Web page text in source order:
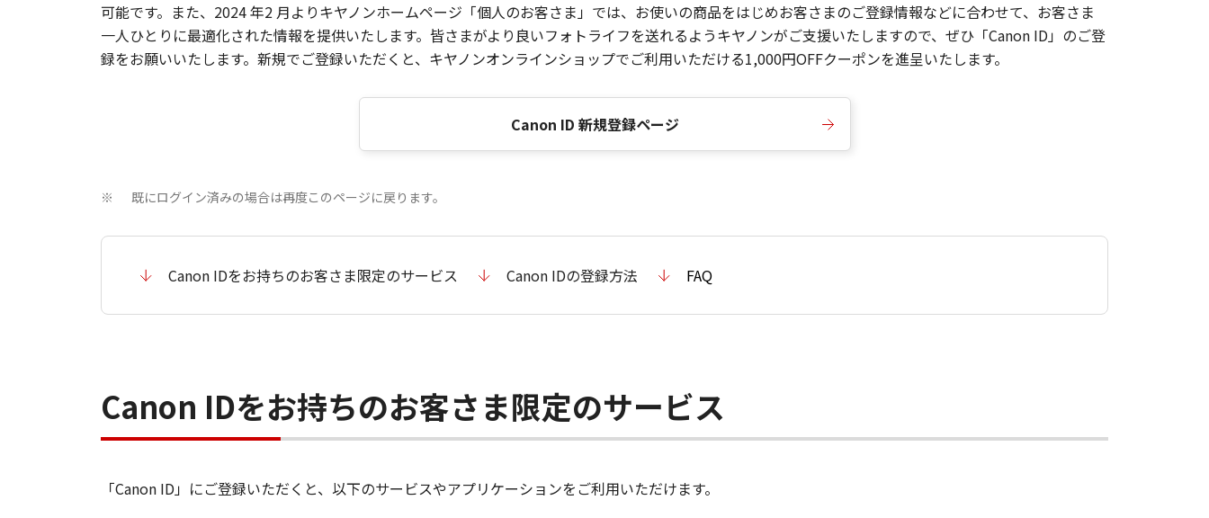
可能です。また、2024 年2 月よりキヤノンホームページ「個人のお客さま」では、お使いの商品をはじめお客さまのご登録情報などに合わせて、お客さま
一人ひとりに最適化された情報を提供いたします。皆さまがより良いフォトライフを送れるようキヤノンがご支援いたしますので、ぜひ「Canon ID」のご登
録をお願いいたします。新規でご登録いただくと、キヤノンオンラインショップでご利用いただける1,000円OFFクーポンを進呈いたします。
Canon ID 新規登録ページ
※ 既にログイン済みの場合は再度このページに戻ります。
Canon IDをお持ちのお客さま限定のサービス Canon IDの登録方法 FAQ
Canon IDをお持ちのお客さま限定のサービス
「Canon ID」にご登録いただくと、以下のサービスやアプリケーションをご利用いただけます。